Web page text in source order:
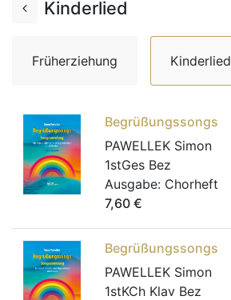
Kinderlied
Früherziehung Kinderlied
Begrüßungssongs
PAWELLEK Simon
1stGes Bez
Ausgabe: Chorheft
7,60 €
Begrüßungssongs
PAWELLEK Simon
1stKCh Klav Bez